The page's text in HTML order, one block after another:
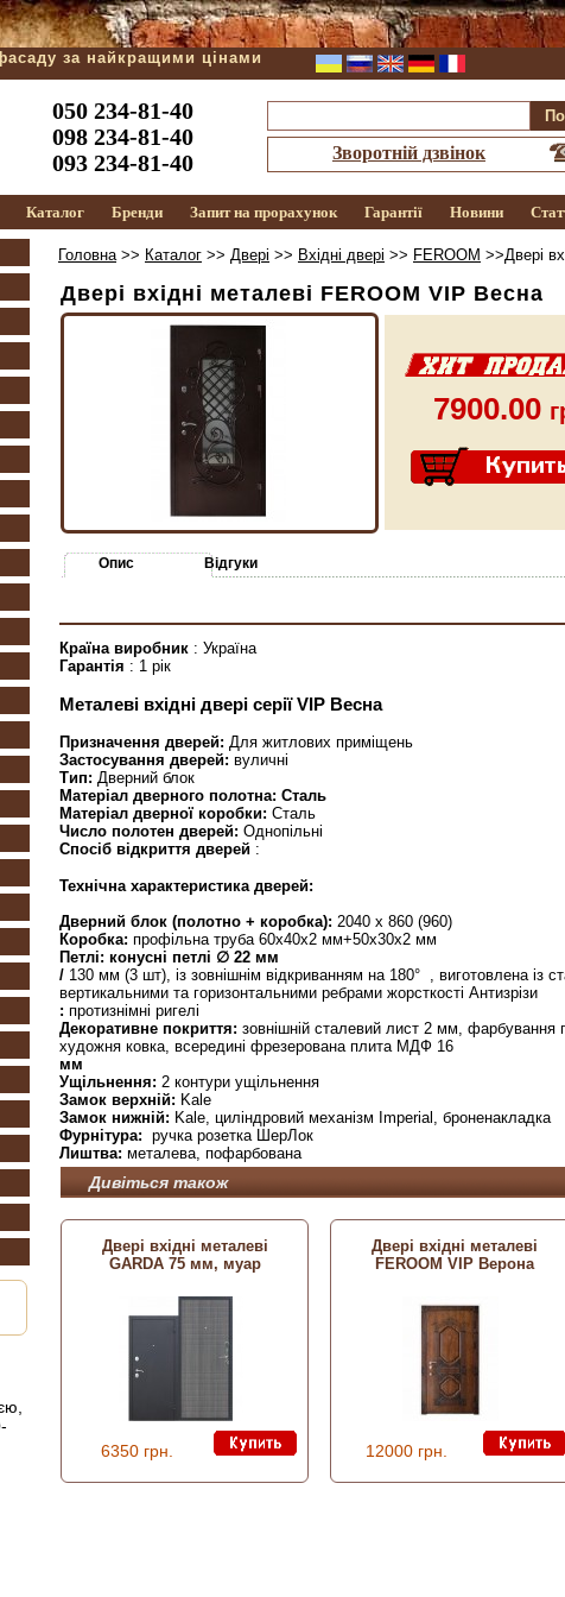
за найкращими цінами
050 234-81-40
098 234-81-40
093 234-81-40
Зворотній дзвінок
Каталог Бренди Запит на прорахунок Гарантії Новини
Головна>> Каталог >> Двері >> Вхідні двері >> FEROOM >>Двері
Двері вхідні металеві FEROOM VIP Весна
7900.00
Опис Відгуки
Країна виробник : Україна
Гарантія : 1 рік
Металеві вхідні двері серії VIP Весна
Призначення дверей: Для житлових приміщень
Застосування дверей: вуличні
Тип: Дверний блок
Матеріал дверного полотна: Сталь
Матеріал дверної коробки: Сталь
Число полотен дверей: Однопільні
Спосіб відкриття дверей :
Технічна характеристика дверей:
Дверний блок (полотно + коробка): 2040 х 860 (960)
Коробка: профільна труба 60х40х2 мм+50x30x2 мм
Петлі: конусні петлі ∅ 22 мм
/ 130 мм (3 шт), із зовнішнім відкриванням на 180°
, виготовлена ​​із
вертикальними та горизонтальними ребрами жорсткості Антизрізи
: протизнімні ригелі
Декоративне покриття: зовнішній сталевий лист 2 мм, фарбування
художня ковка, всередині фрезерована плита МДФ 16
мм
Ущільнення: 2 контури ущільнення
Замок верхній: Kale
Замок нижній: Kale, циліндровий механізм Imperial, броненакладка
Фурнітура: ручка розетка ШерЛок
Лиштва: металева, пофарбована
Дивіться також
Двері вхідні металеві
GARDA 75 мм, муар
6350 грн.
Двері вхідні металеві
FEROOM VIP Верона
12000 грн.